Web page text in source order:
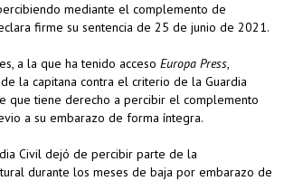
mediante el complemento de
firme su sentencia de 25 de junio de 2021.
a la que ha tenido acceso Europa Press,
la capitana contra el criterio de la Guardia
que tiene derecho a percibir el complemento
a su embarazo de forma íntegra.
Civil dejó de percibir parte de la
durante los meses de baja por embarazo de